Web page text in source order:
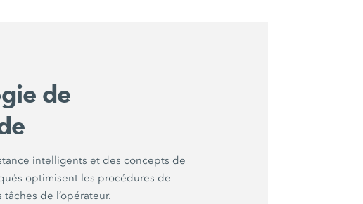
de
intelligents et des concepts de
optimisent les procédures de
de l’opérateur.